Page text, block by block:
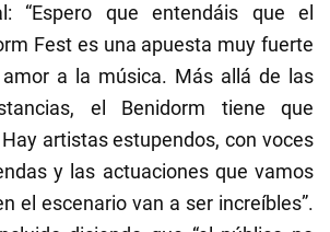
“Espero que entendáis que el
Fest es una apuesta muy fuerte
a la música. Más allá de las
el Benidorm tiene que
Hay artistas estupendos, con voces
y las actuaciones que vamos
el escenario van a ser increíbles”.